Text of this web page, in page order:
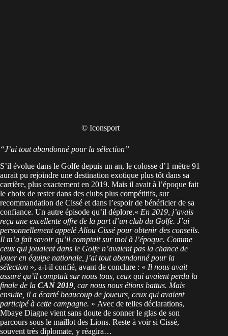
© Iconsport
“J’ai tout abandonné pour la sélection”
S’il évolue dans le Golfe depuis un an, le colosse d’1 mètre 91
aurait pu rejoindre une destination exotique plus tôt dans sa
carrière, plus exactement en 2019. Mais il avait à l’époque fait
le choix de rester dans des clubs plus compétitifs, sur
recommandation de Cissé et dans l’espoir de bénéficier de sa
confiance. Un autre épisode qu’il déplore.« En 2019, j’avais
reçu une excellente offre de la part d’un club du Golfe. J’ai
personnellement appelé Aliou Cissé pour obtenir des conseils.
Il m’a fait savoir qu’il comptait sur moi à l’époque. Comme
ceux qui jouaient dans le Golfe n’avaient pas la chance de
jouer en équipe nationale, j’ai tout abandonné pour la
sélection », a-t-il confié, avant de conclure : « Il nous avait
assuré qu’il comptait sur nous tous, ceux qui avaient perdu la
finale de la CAN 2019 , car nous nous étions battus. Mais
ensuite, il a écarté beaucoup de joueurs, ceux qui avaient
participé à cette campagne. » Avec de telles déclarations,
Mbaye Diagne vient sans doute de sonner le glas de son
parcours sous le maillot des Lions. Reste à voir si Cissé,
souvent très diplomate, y réagira…